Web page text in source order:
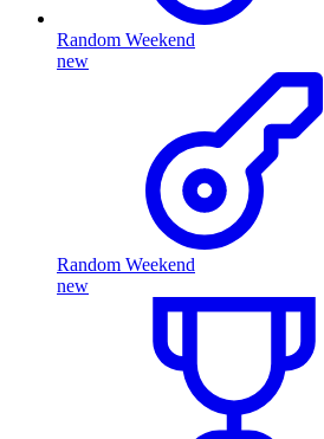
Random Weekend
new
Random Weekend
new